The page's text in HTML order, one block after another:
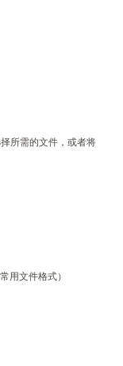
所需的文件，或者将
用文件格式）